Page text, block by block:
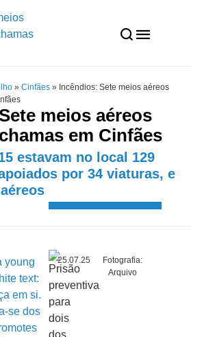
» Cinfães » Incêndios: Sete meios aéreos
meios aéreos
em Cinfães
estavam no local 129
por 34 viaturas, e
25.07.25
Fotografia:
Arquivo